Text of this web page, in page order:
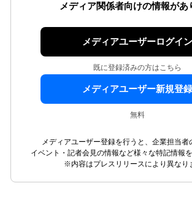
メディア関係者向けの情報があ
メディアユーザーログイン
既に登録済みの方はこちら
メディアユーザー新規登録
無料
メディアユーザー登録を行うと、企業担当者
イベント・記者会見の情報など様々な特記情報を
※内容はプレスリリースにより異なり